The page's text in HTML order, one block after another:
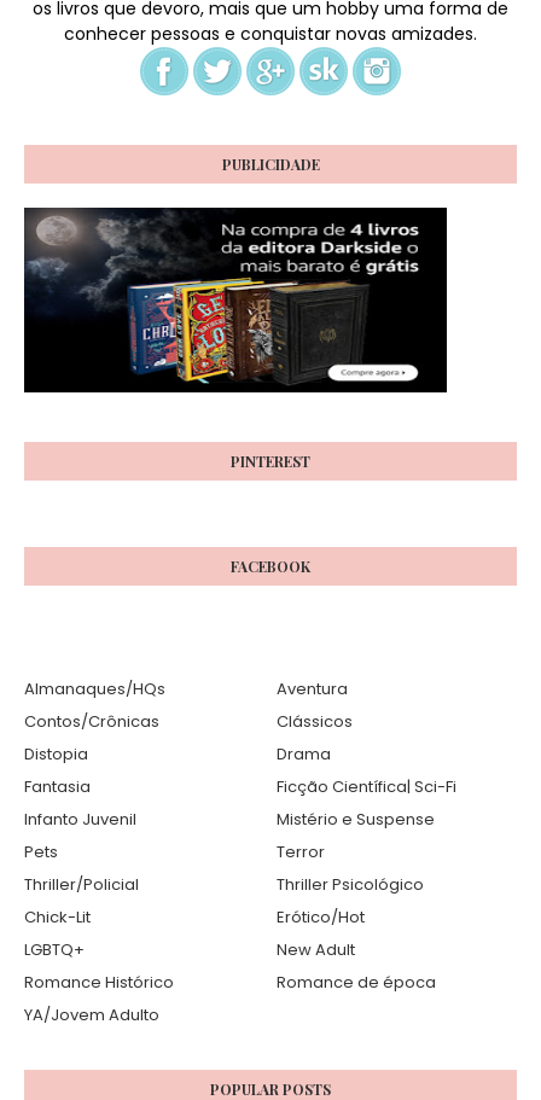
os livros que devoro, mais que um hobby uma forma de
conhecer pessoas e conquistar novas amizades.
PUBLICIDADE
PINTEREST
FACEBOOK
Almanaques/HQs
Aventura
Contos/Crônicas
Clássicos
Distopia
Drama
Fantasia
Ficção Científica| Sci-Fi
Infanto Juvenil
Mistério e Suspense
Pets
Terror
Thriller/Policial
Thriller Psicológico
Chick-Lit
Erótico/Hot
LGBTQ+
New Adult
Romance Histórico
Romance de época
YA/Jovem Adulto
POPULAR POSTS